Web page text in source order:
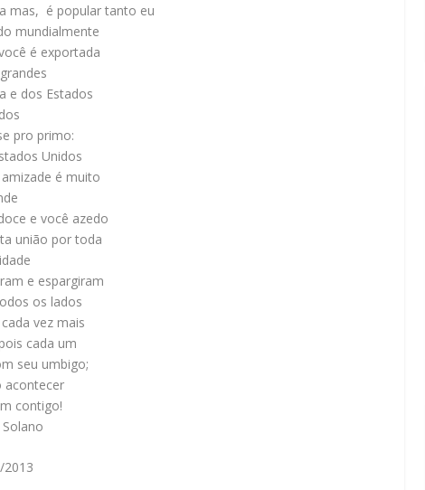
mas, é popular tanto eu
mundialmente
é exportada
e dos Estados
pro primo:
Unidos
é muito
e você azedo
união por toda
e espargiram
os lados
vez mais
cada um
seu umbigo;
acontecer
contigo!
2013